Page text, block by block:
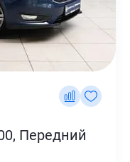
Передний